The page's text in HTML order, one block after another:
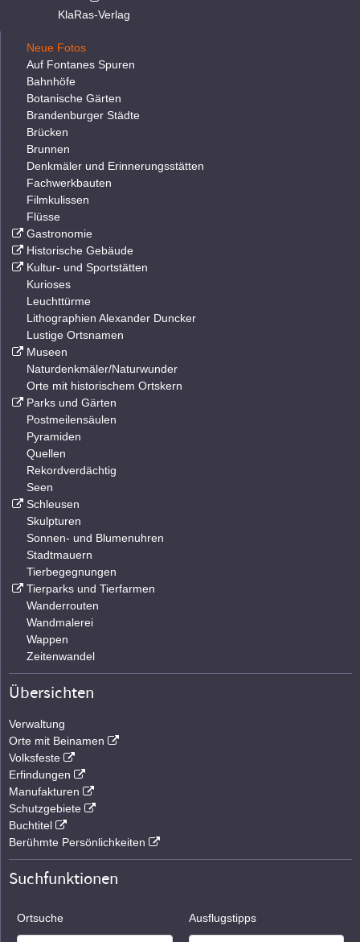
KlaRas-Verlag
Neue Fotos
Auf Fontanes Spuren
Bahnhöfe
Botanische Gärten
Brandenburger Städte
Brücken
Brunnen
Denkmäler und Erinnerungsstätten
Fachwerkbauten
Filmkulissen
Flüsse
Gastronomie
Historische Gebäude
Kultur- und Sportstätten
Kurioses
Leuchttürme
Lithographien Alexander Duncker
Lustige Ortsnamen
Museen
Naturdenkmäler/Naturwunder
Orte mit historischem Ortskern
Parks und Gärten
Postmeilensäulen
Pyramiden
Quellen
Rekordverdächtig
Seen
Schleusen
Skulpturen
Sonnen- und Blumenuhren
Stadtmauern
Tierbegegnungen
Tierparks und Tierfarmen
Wanderrouten
Wandmalerei
Wappen
Zeitenwandel
Übersichten
Verwaltung
Orte mit Beinamen
Volksfeste
Erfindungen
Manufakturen
Schutzgebiete
Buchtitel
Berühmte Persönlichkeiten
Suchfunktionen
Ortsuche Ausflugstipps